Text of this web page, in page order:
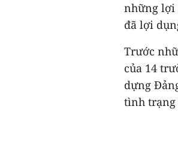
những lợi
đã lợi
Trước
của 14
dựng
tình trạng